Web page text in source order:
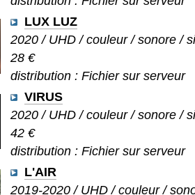
LUX LUZ
2020 / UHD / couleur / sonore /
28 €
distribution : Fichier sur serveur
VIRUS
2020 / UHD / couleur / sonore /
42 €
distribution : Fichier sur serveur
L'AIR
2019-2020 / UHD / couleur /